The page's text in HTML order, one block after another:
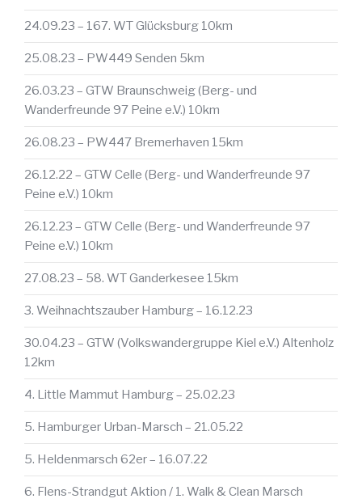
24.09.23 – 167. WT Glücksburg 10km
25.08.23 – PW449 Senden 5km
26.03.23 – GTW Braunschweig (Berg- und
Wanderfreunde 97 Peine e.V.) 10km
26.08.23 – PW447 Bremerhaven 15km
26.12.22 – GTW Celle (Berg- und Wanderfreunde 97
Peine e.V.) 10km
26.12.23 – GTW Celle (Berg- und Wanderfreunde 97
Peine e.V.) 10km
27.08.23 – 58. WT Ganderkesee 15km
3. Weihnachtszauber Hamburg – 16.12.23
30.04.23 – GTW (Volkswandergruppe Kiel e.V.) Altenholz
12km
4. Little Mammut Hamburg – 25.02.23
5. Hamburger Urban-Marsch – 21.05.22
5. Heldenmarsch 62er – 16.07.22
6. Flens-Strandgut Aktion / 1. Walk & Clean Marsch